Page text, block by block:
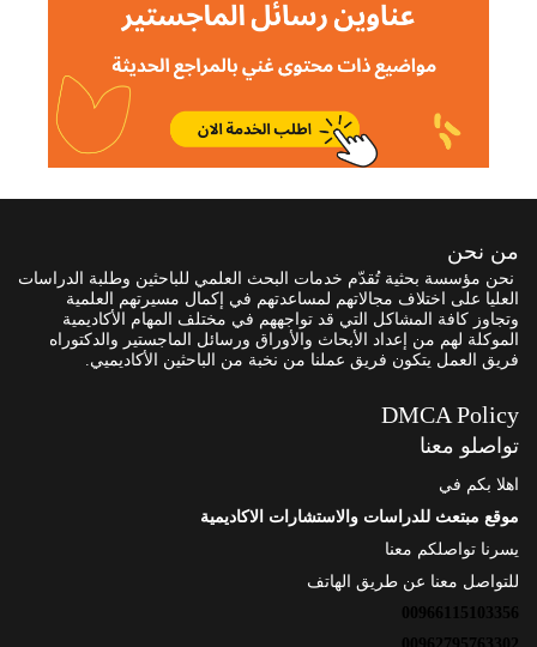
من نحن
نحن مؤسسة بحثية تُقدّم خدمات البحث العلمي للباحثين وطلبة الدراسات
العليا على اختلاف مجالاتهم لمساعدتهم في إكمال مسيرتهم العلمية
وتجاوز كافة المشاكل التي قد تواجههم في مختلف المهام الأكاديمية
الموكلة لهم من إعداد الأبحاث والأوراق ورسائل الماجستير والدكتوراه
فريق العمل يتكون فريق عملنا من نخبة من الباحثين الأكاديميي.
DMCA Policy
تواصلو معنا
اهلا بكم في
موقع مبتعث للدراسات والاستشارات الاكاديمية
يسرنا تواصلكم معنا
للتواصل معنا عن طريق الهاتف
00966115103356